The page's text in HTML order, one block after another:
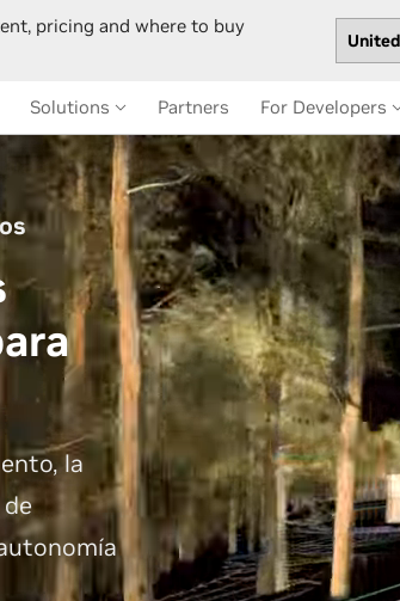
pricing and where to buy
Solutions Partners For Developers
la